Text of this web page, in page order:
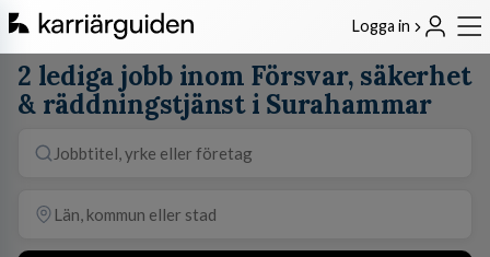
Logga in
2 lediga jobb inom Försvar, säkerhet
& räddningstjänst i Surahammar